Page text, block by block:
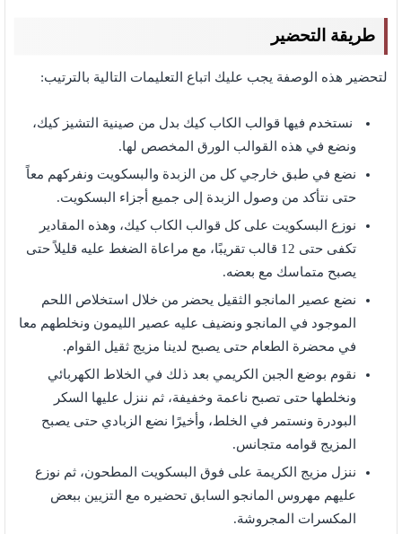
طريقة التحضير
لتحضير هذه الوصفة يجب عليك اتباع التعليمات التالية بالترتيب:
نستخدم فيها قوالب الكاب كيك بدل من صينية التشيز كيك،
ونضع في هذه القوالب الورق المخصص لها.
نضع في طبق خارجي كل من الزبدة والبسكويت ونفركهم معاً
حتى نتأكد من وصول الزبدة إلى جميع أجزاء البسكويت.
نوزع البسكويت على كل قوالب الكاب كيك، وهذه المقادير
تكفى حتى 12 قالب تقريبًا، مع مراعاة الضغط عليه قليلاً حتى
يصبح متماسك مع بعضه.
نضع عصير المانجو الثقيل يحضر من خلال استخلاص اللحم
الموجود في المانجو ونضيف عليه عصير الليمون ونخلطهم معا
في محضرة الطعام حتى يصبح لدينا مزيج ثقيل القوام.
نقوم بوضع الجبن الكريمي بعد ذلك في الخلاط الكهربائي
ونخلطها حتى تصبح ناعمة وخفيفة، ثم ننزل عليها السكر
البودرة ونستمر في الخلط، وأخيرًا نضع الزبادي حتى يصبح
المزيج قوامه متجانس.
ننزل مزيج الكريمة على فوق البسكويت المطحون، ثم نوزع
عليهم مهروس المانجو السابق تحضيره مع التزيين ببعض
المكسرات المجروشة.